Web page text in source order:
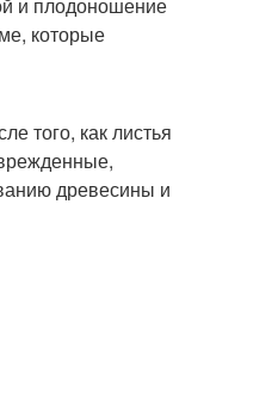
которые
того, как листья
древесины и